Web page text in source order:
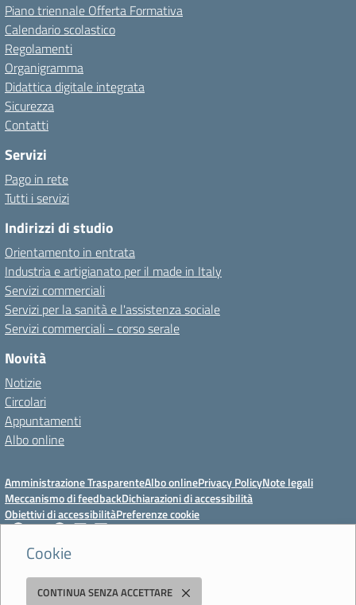
Cookie
CONTINUA SENZA ACCETTARE
Piano triennale Offerta Formativa
Calendario scolastico
Regolamenti
Organigramma
Didattica digitale integrata
Sicurezza
Contatti
Servizi
Pago in rete
Tutti i servizi
Indirizzi di studio
Orientamento in entrata
Industria e artigianato per il made in Italy
Servizi commerciali
Servizi per la sanità e l'assistenza sociale
Servizi commerciali - corso serale
Novità
Notizie
Circolari
Appuntamenti
Albo online
Amministrazione TrasparenteAlbo onlinePrivacy PolicyNote legali
Meccanismo di feedbackDichiarazioni di accessibilità
Obiettivi di accessibilitàPreferenze cookie
Istituto Professionale Statale Socio-Commerciale-Artigianale "Cattaneo -
Deledda"